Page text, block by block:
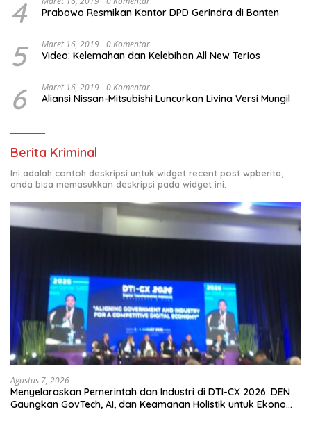
4 Prabowo Resmikan Kantor DPD Gerindra di Banten
5 Maret 16, 2019 0 Komentar
Video: Kelemahan dan Kelebihan All New Terios
6 Maret 16, 2019 0 Komentar
Aliansi Nissan-Mitsubishi Luncurkan Livina Versi Mungil
Berita Kriminal
Ini adalah contoh deskripsi untuk widget recent post wpberita,
anda bisa memasukkan deskripsi pada widget ini.
Agustus 7, 2026
Menyelaraskan Pemerintah dan Industri di DTI-CX 2026: DEN
Gaungkan GovTech, AI, dan Keamanan Holistik untuk Ekonomi